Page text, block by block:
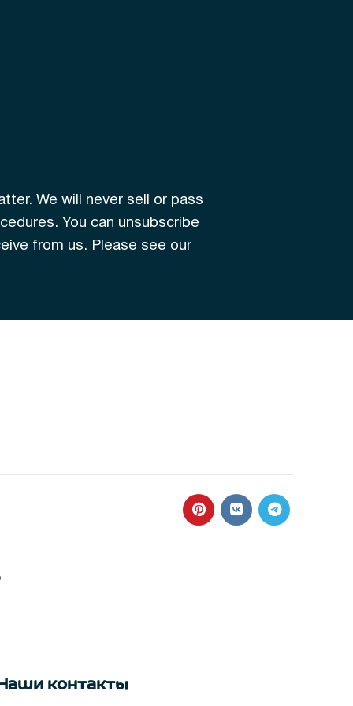
We will never sell or pass
You can unsubscribe
from us. Please see our
контакты